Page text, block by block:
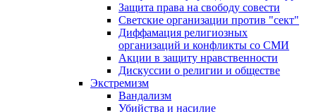
Защита права на свободу совести
Светские организации против "сект"
Диффамация религиозных
организаций и конфликты со СМИ
Акции в защиту нравственности
Дискуссии о религии и обществе
Экстремизм
Вандализм
Убийства и насилие